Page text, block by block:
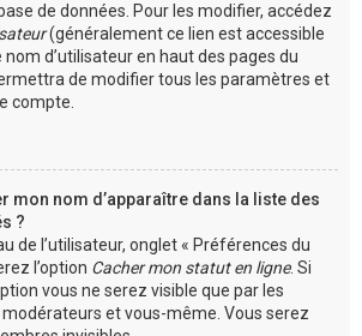
de données. Pour les modifier, accédez
(généralement ce lien est accessible
d’utilisateur en haut des pages du
de modifier tous les paramètres et
compte.
mon nom d’apparaître dans la liste des
?
de l’utilisateur, onglet « Préférences du
l’option Cacher mon statut en ligne. Si
vous ne serez visible que par les
et vous-même. Vous serez